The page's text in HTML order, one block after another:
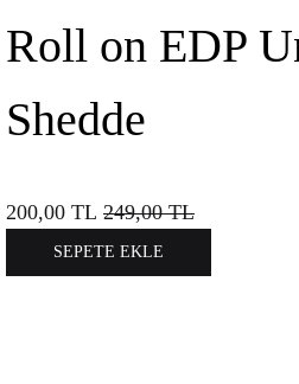
Roll on EDP
Shedde
200,00 TL 249,00TL
SEPETE EKLE